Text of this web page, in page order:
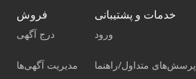
فروش
درج آگهی
مدیریت آگهی‌ها
خدمات و پشتیبانی
ورود
پرسش‌های متداول/راهنما